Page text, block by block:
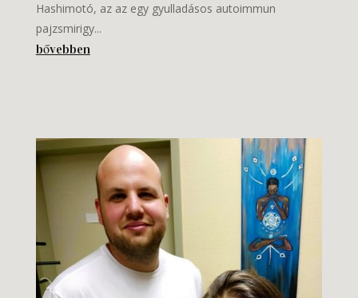
Hashimotó, az az egy gyulladásos autoimmun
pajzsmirigy...
bővebben